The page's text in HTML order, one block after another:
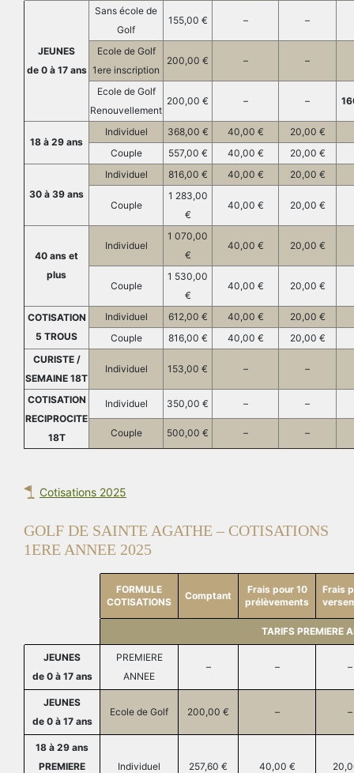
JEUNES
de 0 à 17 ans
Sans école de
Golf
155,00 € – –
Ecole de Golf
1ere inscription
200,00 € – –
Ecole de Golf
Renouvellement
200,00 € – –
18 à 29 ans
Individuel 368,00 € 40,00 €
20,00 €
Couple
557,00 € 40,00 € 20,00 €
30 à 39 ans
Individuel 816,00 € 40,00 € 20,00 €
Couple
1 283,00
€
40,00 € 20,00 €
40 ans et
plus
Individuel
1 070,00
€
40,00 € 20,00 €
Couple
1 530,00
€
40,00 € 20,00 €
COTISATION
5 TROUS
Individuel 612,00 € 40,00 €
20,00 €
Couple
816,00 € 40,00 €
20,00 €
CURISTE /
SEMAINE 18T
Individuel 153,00 € – –
COTISATION
RECIPROCITE
18T
Individuel 350,00 € – –
Couple 500,00 € – –
Cotisations 2025
GOLF DE SAINTE AGATHE – COTISATIONS
1ERE ANNEE 2025
FORMULE
COTISATIONS
Comptant
Frais pour 10
prélèvements
Frais
TARIFS PREMIERE
JEUNES
de 0 à 17 ans
PREMIERE
ANNEE
– – –
JEUNES
de 0 à 17 ans
Ecole de Golf 200,00 € – –
18 à 29 ans
PREMIERE
Individuel 257,60 € 40,00 €